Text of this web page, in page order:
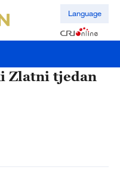
Language
Zlatni tjedan